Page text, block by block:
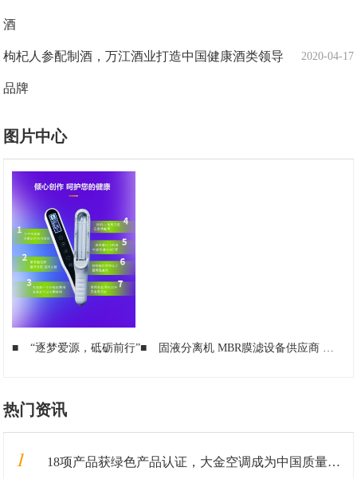
酒
2020-04-17
枸杞人参配制酒，万江酒业打造中国健康酒类领导
品牌
图片中心
■ “逐梦爱源，砥砺前行”■ 固液分离机 MBR膜滤设备供应商 就选江苏爱源环保科技
热门资讯
1 18项产品获绿色产品认证，大金空调成为中国质量认证中心“绿色产品首批获证企业”